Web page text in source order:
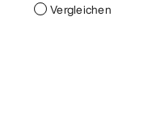
Vergleichen